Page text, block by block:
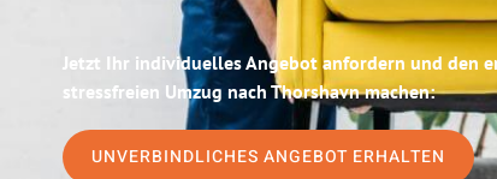
Jetzt Ihr individuelles Angebot anfordern und den
stressfreien Umzug nach Thorshavn machen:
UNVERBINDLICHES ANGEBOT ERHALTEN